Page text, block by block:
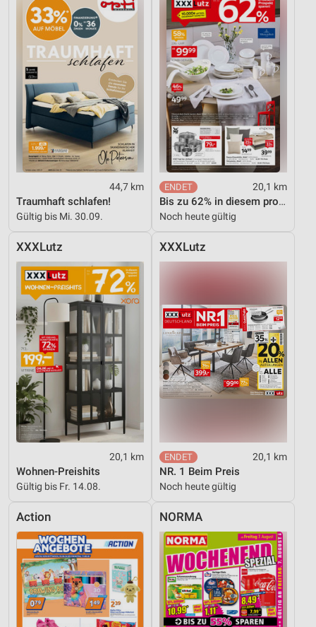
44,7 km
Traumhaft schlafen!
Gültig bis Mi. 30.09.
20,1 km
Bis zu 62% in diesem prospekt
Noch heute gültig
XXXLutz
20,1 km
Wohnen-Preishits
Gültig bis Fr. 14.08.
XXXLutz
20,1 km
NR. 1 Beim Preis
Noch heute gültig
Action NORMA